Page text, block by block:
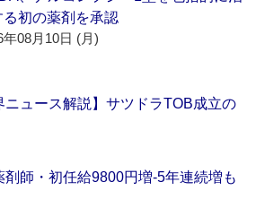
る初の薬剤を承認
年08月10日 (月)
ニュース解説】サツドラTOB成立の
剤師・初任給9800円増‐5年連続増も